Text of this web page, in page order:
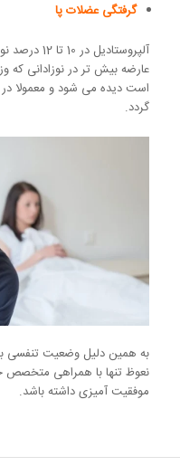
گرفتگی عضلات پا
است دیده می شود و معمولا
گردد.
به همین دلیل وضعیت تنفسی
نعوظ تنها با همراهی متخصص
موفقیت آمیزی داشته باشد.